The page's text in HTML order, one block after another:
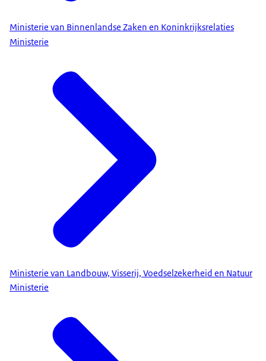
Ministerie van Binnenlandse Zaken en Koninkrijksrelaties
Ministerie
Ministerie van Landbouw, Visserij, Voedselzekerheid en Natuur
Ministerie